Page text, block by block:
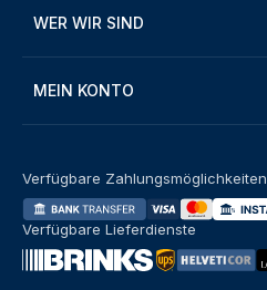
WER WIR SIND
MEIN KONTO
Verfügbare Zahlungsmöglichkeiten
Verfügbare Lieferdienste